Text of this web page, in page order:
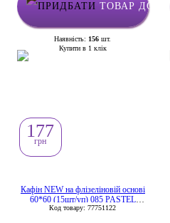
ТОВАР
Наявність: 156 шт.
Купити в 1 клік
Кафін NEW на флізеліновій основі
60*60 (15шт/уп) 085 PASTEL
GREEN
Код товару: 77751122
177
грн